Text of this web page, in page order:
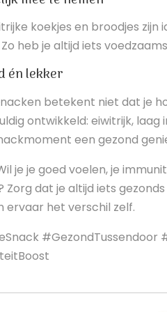
koekjes en broodjes
heb je altijd iets
én lekker
betekent niet dat je
ontwikkeld: eiwitrijk,
een gezond
je je goed voelen, je
Zorg dat je altijd iets
ervaar het verschil zelf.
#GezondTussendoor